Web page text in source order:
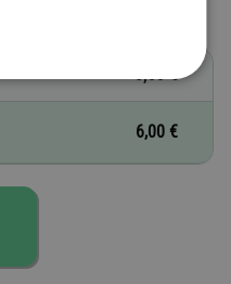
6,00 €
6,00 €